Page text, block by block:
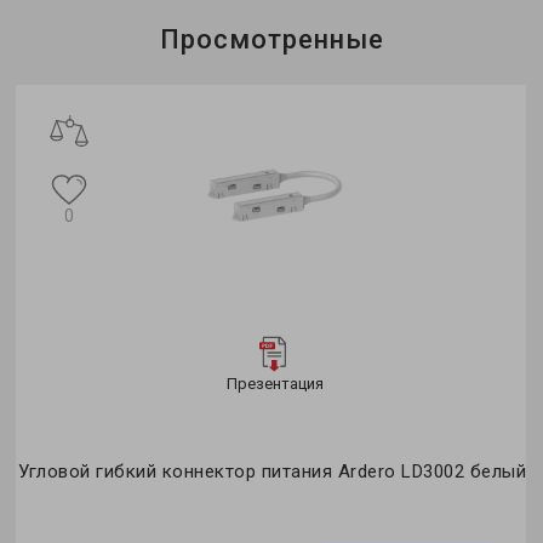
Просмотренные
Презентация
Угловой гибкий коннектор питания Ardero LD3002 белый
0